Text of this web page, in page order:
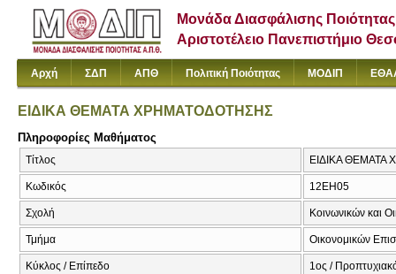
Μονάδα Διασφάλισης Ποιότητας
Αριστοτέλειο Πανεπιστήμιο
Αρχή ΣΔΠ ΑΠΘ Πολιτική Ποιότητας ΜΟΔΙΠ
ΕΙΔΙΚΑ ΘΕΜΑΤΑ ΧΡΗΜΑΤΟΔΟΤΗΣΗΣ
Πληροφορίες Μαθήματος
Τίτλος ΕΙΔΙΚΑ ΘΕΜΑΤΑ
Κωδικός 12ΕΗ05
Σχολή Κοινωνικών και
Τμήμα Οικονομικών
Κύκλος / Επίπεδο 1ος /